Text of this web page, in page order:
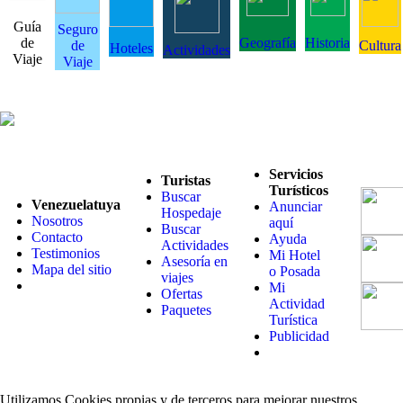
Guía
de
Viaje
Seguro
de
Viaje
Hoteles Actividades Geografía Historia Cultura
Venezuelatuya
Nosotros
Contacto
Testimonios
Mapa del sitio
Turistas
Buscar
Hospedaje
Buscar
Actividades
Asesoría en
viajes
Ofertas
Paquetes
Servicios
Turísticos
Anunciar
aquí
Ayuda
Mi Hotel
o Posada
Mi
Actividad
Turística
Publicidad
Utilizamos Cookies propias y de terceros para mejorar nuestros